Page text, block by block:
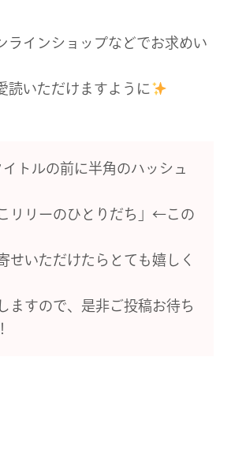
ラインショップなどでお求めい
読いただけますように
イトルの前に半角のハッシュ
リリーのひとりだち」←この
せいただけたらとても嬉しく
ますので、是非ご投稿お待ち